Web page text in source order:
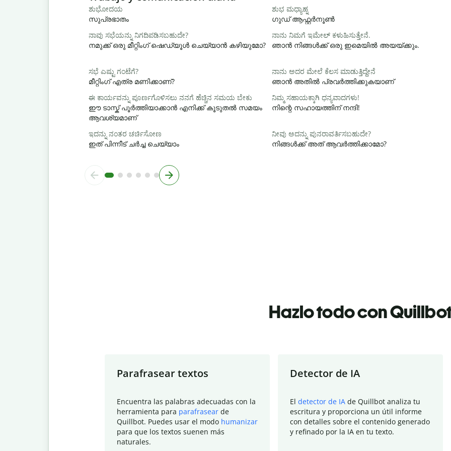
ಶುಭೋದಯ
സുപ്രഭാതം
ಶುಭ ಮಧ್ಯಾಹ್ನ
ഗുഡ് ആഫ്റ്റർനൂൺ
ನಾವು ಸಭೆಯನ್ನು ನಿಗದಿಪಡಿಸಬಹುದೇ?
നമുക്ക് ഒരു മീറ്റിംഗ് ഷെഡ്യൂൾ ചെയ്യാൻ കഴിയുമോ?
ನಾನು ನಿಮಗೆ ಇಮೇಲ್ ಕಳುಹಿಸುತ್ತೇನೆ.
ഞാൻ നിങ്ങൾക്ക് ഒരു ഇമെയിൽ അയയ്ക്കും.
ಸಭೆ ಎಷ್ಟು ಗಂಟೆಗೆ?
മീറ്റിംഗ് എത്ര മണിക്കാണ്?
ನಾನು ಅದರ ಮೇಲೆ ಕೆಲಸ ಮಾಡುತ್ತಿದ್ದೇನೆ
ഞാൻ അതിൽ പ്രവർത്തിക്കുകയാണ്
ಈ ಕಾರ್ಯವನ್ನು ಪೂರ್ಣಗೊಳಿಸಲು ನನಗೆ ಹೆಚ್ಚಿನ ಸಮಯ ಬೇಕು
ഈ ടാസ്ക് പൂർത്തിയാക്കാൻ എനിക്ക് കൂടുതൽ സമയം
ആവശ്യമാണ്
ನಿಮ್ಮ ಸಹಾಯಕ್ಕಾಗಿ ಧನ್ಯವಾದಗಳು!
നിന്റെ സഹായത്തിന് നന്ദി!
ಇದನ್ನು ನಂತರ ಚರ್ಚಿಸೋಣ
ഇത് പിന്നീട് ചർച്ച ചെയ്യാം
ನೀವು ಅದನ್ನು ಪುನರಾವರ್ತಿಸಬಹುದೇ?
നിങ്ങൾക്ക് അത് ആവർത്തിക്കാമോ?
Hazlo todo con
Parafrasear textos
Encuentra las palabras adecuadas con la
herramienta para parafrasear de
Quillbot. Puedes usar el modo humanizar
para que los textos suenen más
naturales.
Detector de IA
El detector de IA de Quillbot analiza tu
escritura y proporciona un útil informe
con detalles sobre el contenido generado
y refinado por la IA en tu texto.